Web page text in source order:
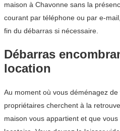
maison à Chavonne sans la
courant par téléphone ou par e-
fin du débarras si nécessaire.
Débarras
location
Au moment où vous déménagez
propriétaires cherchent à la
maison vous appartient et que